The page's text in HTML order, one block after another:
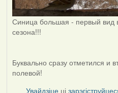
Синица большая - первый вид
сезона!!!
Буквально сразу отметился и
полевой!
Увайдзіце ці